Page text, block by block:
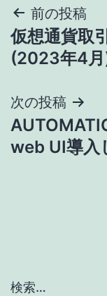
投
稿
ビ
ゲ
ン
前の投稿
仮想通貨取
(2023年4
次の投稿
web UI導入
検索…